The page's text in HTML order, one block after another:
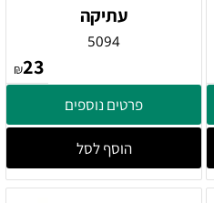
עתיקה
5094
₪23
פרטים נוספים
הוסף לסל